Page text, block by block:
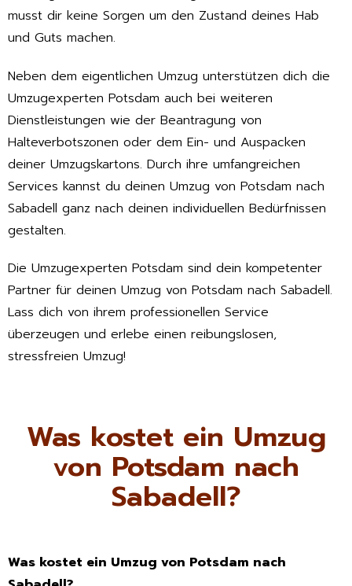
musst dir keine Sorgen um den Zustand deines Hab
und Guts machen.
Neben dem eigentlichen Umzug unterstützen dich die
Umzugexperten Potsdam auch bei weiteren
Dienstleistungen wie der Beantragung von
Halteverbotszonen oder dem Ein- und Auspacken
deiner Umzugskartons. Durch ihre umfangreichen
Services kannst du deinen Umzug von Potsdam nach
Sabadell ganz nach deinen individuellen Bedürfnissen
gestalten.
Die Umzugexperten Potsdam sind dein kompetenter
Partner für deinen Umzug von Potsdam nach Sabadell.
Lass dich von ihrem professionellen Service
überzeugen und erlebe einen reibungslosen,
stressfreien Umzug!
Was kostet ein Umzug
von Potsdam nach
Sabadell?
Was kostet ein Umzug von Potsdam nach